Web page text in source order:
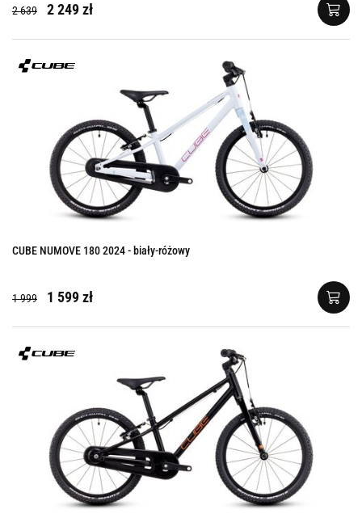
2 639 2 249 zł
CUBE NUMOVE 180 2024 - biały-różowy
1 999 1 599 zł